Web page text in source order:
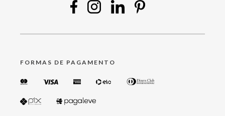
FORMAS DE PAGAMENTO